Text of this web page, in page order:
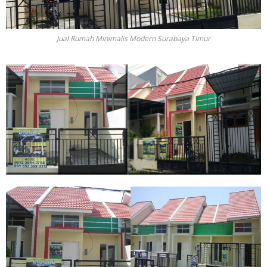
Proyek Kami
- GRAHA JUANDA
- PROYEK TAHUN 2016
- TROPODO INDAH
- RUMAH TERJUAL
- MEDOKAN AYU V
- MEDOKAN AYU VI
- MEDOKAN SAWAH TIMUR I/5 RUNGKUT SURABAYA
Hubungi
Jual Rumah Minimalis Modern Surabaya Timur